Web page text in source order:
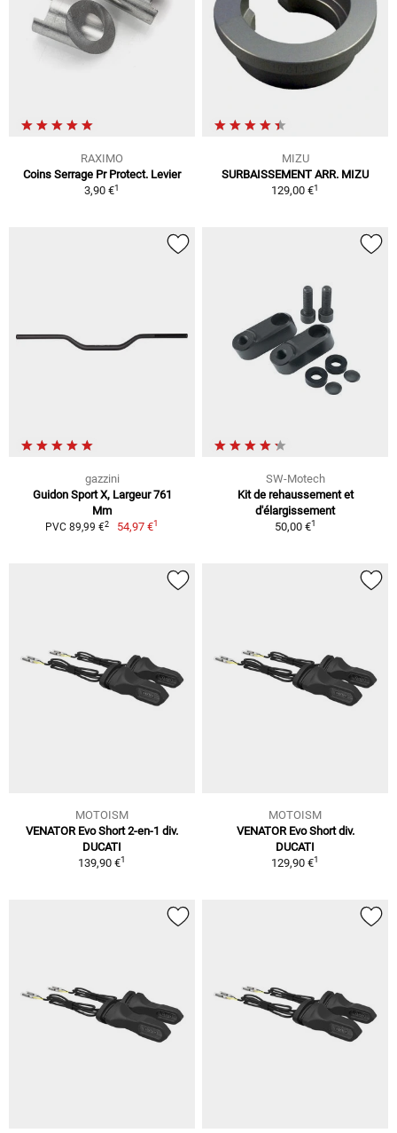
RAXIMO
Coins Serrage Pr Protect. Levier
3,90 €1
MIZU
SURBAISSEMENT ARR. MIZU
129,00 €1
gazzini
Guidon Sport X, Largeur 761
Mm
PVC 89,99 €2 54,97 €1
SW-Motech
Kit de rehaussement et
d'élargissement
50,00 €1
MOTOISM
VENATOR Evo Short 2-en-1 div.
DUCATI
139,90 €1
MOTOISM
VENATOR Evo Short div.
DUCATI
129,90 €1